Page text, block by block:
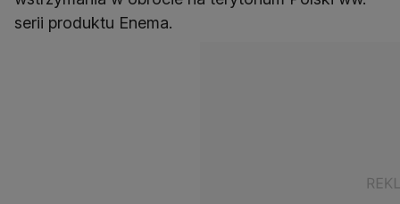
serii produktu Enema.